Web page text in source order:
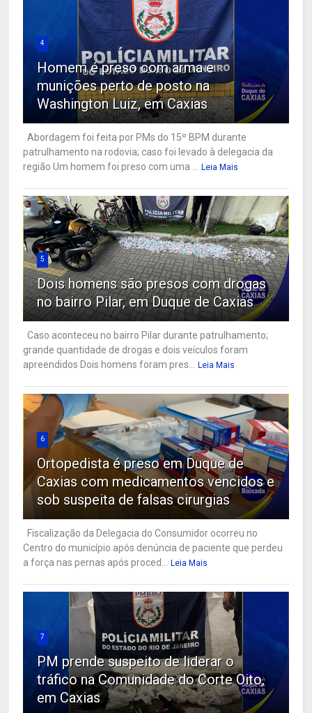
4
Homem é preso com arma e
munições perto de posto na
Washington Luiz, em Caxias
Abordagem foi feita por PMs do 15º BPM durante
patrulhamento na rodovia; caso foi levado à delegacia da
região Um homem foi preso com uma ...
Leia Mais
5
Dois homens são presos com drogas
no bairro Pilar, em Duque de Caxias
Caso aconteceu no bairro Pilar durante patrulhamento;
grande quantidade de drogas e dois veículos foram
apreendidos Dois homens foram pres...
Leia Mais
6
Ortopedista é preso em Duque de
Caxias com medicamentos vencidos e
sob suspeita de falsas cirurgias
Fiscalização da Delegacia do Consumidor ocorreu no
Centro do município após denúncia de paciente que perdeu
a força nas pernas após proced...
Leia Mais
7
PM prende suspeito de liderar o
tráfico na Comunidade do Corte Oito,
em Caxias